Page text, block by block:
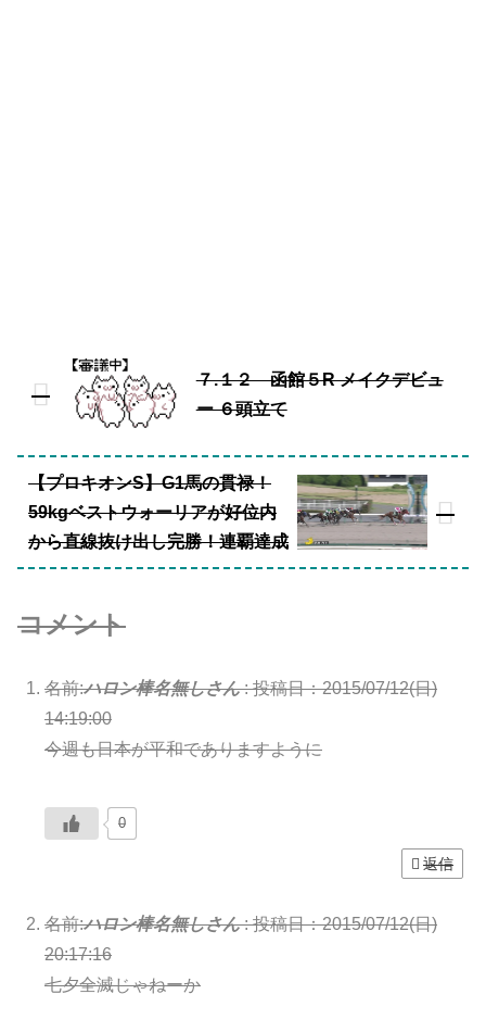
７.１２ 函館５R メイクデビュ
ー ６頭立て
【プロキオンS】G1馬の貫禄！
59kgベストウォーリアが好位内
から直線抜け出し完勝！連覇達成
コメント
名前:ハロン棒名無しさん: 投稿日：2015/07/12(日)
14:19:00
今週も日本が平和でありますように
0
返信
名前:ハロン棒名無しさん: 投稿日：2015/07/12(日)
20:17:16
七夕全滅じゃねーか